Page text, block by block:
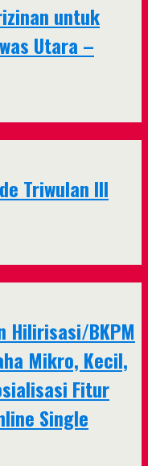
untuk
Utara –
Triwulan III
Hilirisasi/BKPM
Mikro, Kecil,
Fitur
Single